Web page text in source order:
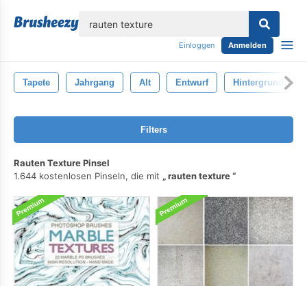
Einloggen Anmelden
Tapete Jahrgang Alt Entwurf Hintergrund
Filters
Rauten Texture Pinsel
1.644 kostenlosen Pinseln, die mit
rauten texture